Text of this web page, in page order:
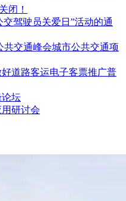
闭！
驾驶员关爱日”活动的通
共交通峰会城市公共交通项
道路客运电子客票推广普
论坛
研讨会